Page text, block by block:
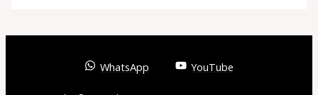
WhatsApp YouTube